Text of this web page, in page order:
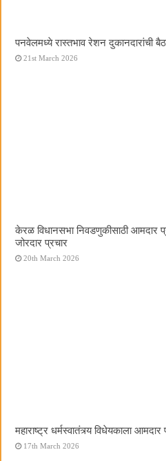
पनवेलमध्ये रास्तभाव रेशन दुकानदारांची
21st March 2026
केरळ विधानसभा निवडणुकीसाठी आमदार
जोरदार प्रचार
20th March 2026
महाराष्ट्र धर्मस्वातंत्र्य विधेयकाला
17th March 2026